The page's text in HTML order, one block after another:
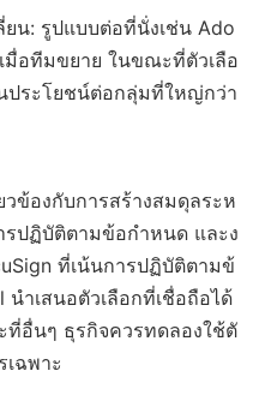
ยน: รูปแบบต่อที่นั่งเช่น Ado
มื่อทีมขยาย ในขณะที่ตัวเลือ
ประโยชน์ต่อกลุ่มที่ใหญ่กว่า
วข้องกับการสร้างสมดุลระห
ปฏิบัติตามข้อกำหนด และง
ที่เน้นการปฏิบัติตามข้
ำเสนอตัวเลือกที่เชื่อถือได้
ที่อื่นๆ ธุรกิจควรทดลองใช้ตั
เฉพาะ